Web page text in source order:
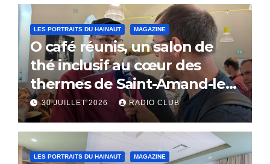
LES PORTRAITS DU HAINAUT MAGAZINE
O café réunis, un salon de
thé inclusif au cœur des
thermes de Saint-Amand-les-
Eaux
30 JUILLET 2026 RADIO CLUB
LES PORTRAITS DU HAINAUT MAGAZINE